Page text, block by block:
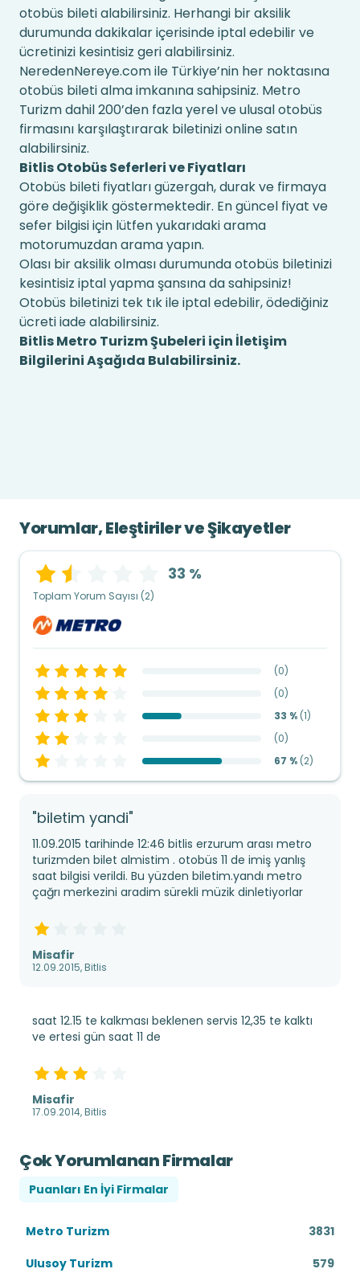
otobüs bileti alabilirsiniz. Herhangi bir aksilik
durumunda dakikalar içerisinde iptal edebilir ve
ücretinizi kesintisiz geri alabilirsiniz.
NeredenNereye.com ile Türkiye’nin her noktasına
otobüs bileti alma imkanına sahipsiniz. Metro
Turizm dahil 200’den fazla yerel ve ulusal otobüs
firmasını karşılaştırarak biletinizi online satın
alabilirsiniz.
Bitlis Otobüs Seferleri ve Fiyatları
Otobüs bileti fiyatları güzergah, durak ve firmaya
göre değişiklik göstermektedir. En güncel fiyat ve
sefer bilgisi için lütfen yukarıdaki arama
motorumuzdan arama yapın.
Olası bir aksilik olması durumunda otobüs biletinizi
kesintisiz iptal yapma şansına da sahipsiniz!
Otobüs biletinizi tek tık ile iptal edebilir, ödediğiniz
ücreti iade alabilirsiniz.
Bitlis Metro Turizm Şubeleri için İletişim
Bilgilerini Aşağıda Bulabilirsiniz.
Yorumlar, Eleştiriler ve Şikayetler
33 %
Toplam Yorum Sayısı (2)
(0)
(0)
33 % (1)
(0)
67 % (2)
Misafir
12.09.2015, Bitlis
"biletim yandi"
11.09.2015 tarihinde 12:46 bitlis erzurum arası metro
turizmden bilet almistim . otobüs 11 de imiş yanlış
saat bilgisi verildi. Bu yüzden biletim.yandı metro
çağrı merkezini aradim sürekli müzik dinletiyorlar
Misafir
17.09.2014, Bitlis
saat 12.15 te kalkması beklenen servis 12,35 te kalktı
ve ertesi gün saat 11 de
Çok Yorumlanan Firmalar
Puanları En İyi Firmalar
Metro Turizm
3831
Ulusoy Turizm
579